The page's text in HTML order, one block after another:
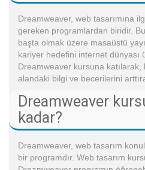
Dreamweaver, web tasarımına
gereken programlardan biridir.
başta olmak üzere masaüstü
kariyer hedefini internet dünyası
Dreamweaver kursuna
alandaki bilgi ve becerilerini
Dreamweaver
kadar?
Dreamweaver, web tasarım
bir programdır. Web tasarım